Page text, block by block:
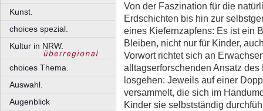
Kunst.
choices spezial.
Kultur in NRW.
choices Thema.
Auswahl.
Augenblick
Von der Faszination für die
Erdschichten bis hin zur
eines Kiefernzapfens: Es ist ein
Bleiben, nicht nur für Kinder,
Vorwort richtet sich an
alltagserforschenden Ansatz
losgehen: Jeweils auf einer
versammelt, die sich im
Kinder sie selbstständig